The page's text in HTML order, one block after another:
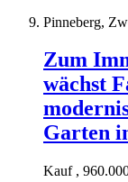
Pinneberg,
Zum
wächst
Garten
Kauf ,